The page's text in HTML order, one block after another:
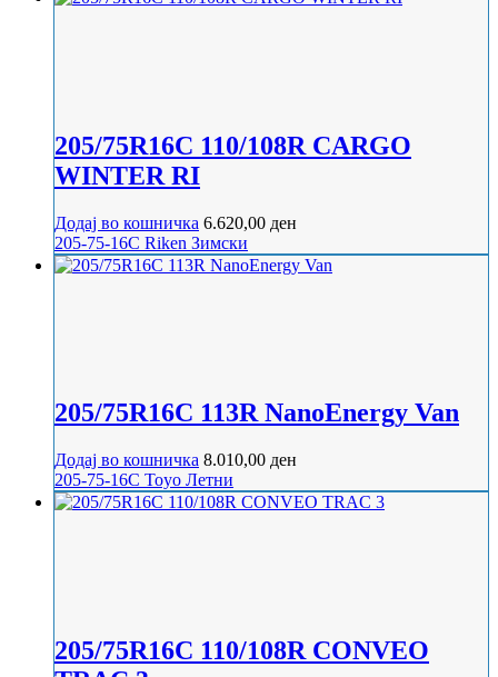
205/75R16C 110/108R CARGO
WINTER RI
Додај во кошничка 6.620,00 ден
205-75-16C Riken Зимски
205/75R16C 113R NanoEnergy Van
Додај во кошничка 8.010,00 ден
205-75-16C Toyo Летни
205/75R16C 110/108R CONVEO